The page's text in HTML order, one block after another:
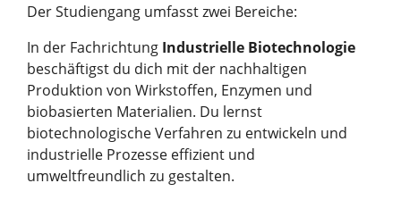
Der Studiengang umfasst zwei Bereiche:
In der Fachrichtung Industrielle Biotechnologie
beschäftigst du dich mit der nachhaltigen
Produktion von Wirkstoffen, Enzymen und
biobasierten Materialien. Du lernst
biotechnologische Verfahren zu entwickeln und
industrielle Prozesse effizient und
umweltfreundlich zu gestalten.